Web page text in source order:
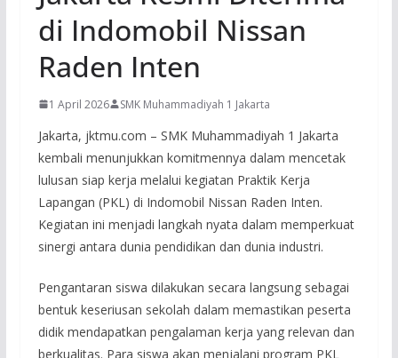
di Indomobil Nissan
Raden Inten
1 April 2026 SMK Muhammadiyah 1 Jakarta
Jakarta, jktmu.com – SMK Muhammadiyah 1 Jakarta
kembali menunjukkan komitmennya dalam mencetak
lulusan siap kerja melalui kegiatan Praktik Kerja
Lapangan (PKL) di Indomobil Nissan Raden Inten.
Kegiatan ini menjadi langkah nyata dalam memperkuat
sinergi antara dunia pendidikan dan dunia industri.
Pengantaran siswa dilakukan secara langsung sebagai
bentuk keseriusan sekolah dalam memastikan peserta
didik mendapatkan pengalaman kerja yang relevan dan
berkualitas. Para siswa akan menjalani program PKL